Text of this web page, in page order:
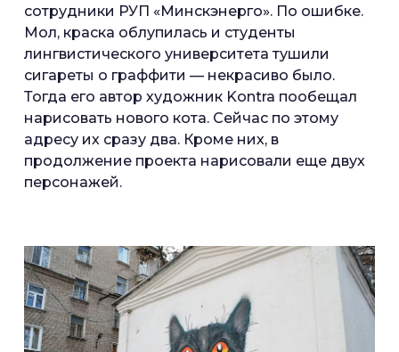
сотрудники РУП «Минскэнерго». По ошибке.
Мол, краска облупилась и студенты
лингвистического университета тушили
сигареты о граффити — некрасиво было.
Тогда его автор художник Kontra пообещал
нарисовать нового кота. Сейчас по этому
адресу их сразу два. Кроме них, в
продолжение проекта нарисовали еще двух
персонажей.